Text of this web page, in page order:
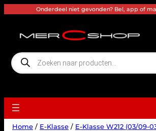
Onderdeel niet gevonden? Bel, app of
P
r
o
n
o
eHome / E-Klasse / E-Klasse W212 (03/09-